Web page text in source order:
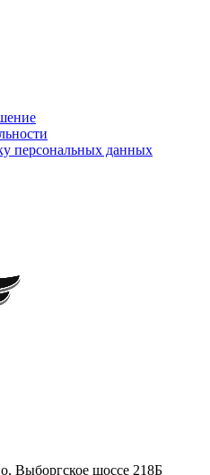
персональных данных
Выборгское шоссе 218Б